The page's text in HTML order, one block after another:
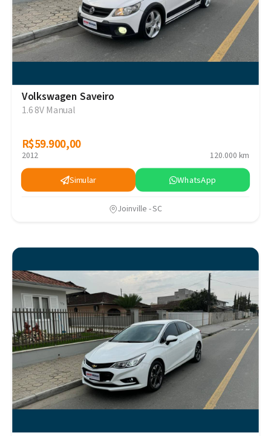
Volkswagen Saveiro
1.6 8V Manual
R$59.900,00
R$59.900,00
2012 120.000 km
Simular WhatsApp
Joinville - SC